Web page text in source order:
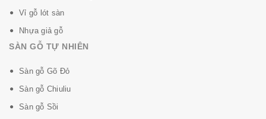
Vỉ gỗ lót sàn
Nhựa giả gỗ
SÀN GỖ TỰ NHIÊN
Sàn gỗ Gõ Đỏ
Sàn gỗ Chiuliu
Sàn gỗ Sồi